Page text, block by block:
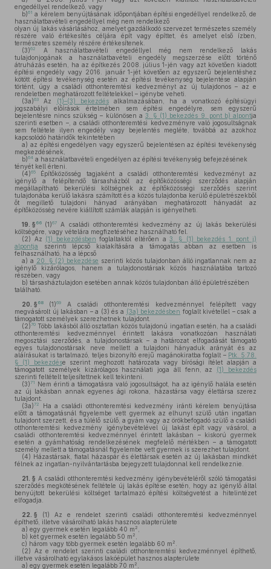
engedéllyel rendelkező, vagy
b)61 a kérelem benyújtásának időpontjában építési engedéllyel rendelkező, de
használatbavételi engedéllyel még nem rendelkező
olyan új lakás vásárlásához, amelyet gazdálkodó szervezet természetes személy
részére való értékesítés céljára épít vagy építtet, és amelyet első ízben,
természetes személy részére értékesítenek.
(3)62
A használatbavételi engedéllyel még nem rendelkező lakás
tulajdonjogának a használatbavételi engedély megszerzése előtt történő
átruházás esetén, ha az építkezés 2008. július 1-jén vagy azt követően kiadott
építési engedély vagy 2016. január 1-jét követően az egyszerű bejelentéshez
kötött építési tevékenység esetén az építési tevékenység bejelentése alapján
történt, úgy a családi otthonteremtési kedvezményt az új tulajdonos – az e
rendeletben meghatározott feltételekkel – igénybe veheti.
(3a)63 Az (1)–(3) bekezdésalkalmazásában, ha a vonatkozó építésügyi
jogszabályi előírások értelmében sem építési engedélyre, sem egyszerű
bejelentésre nincs szükség – különösen a 3. § (1) bekezdés 9. pont b) alpontja
szerinti esetben –, a családi otthonteremtési kedvezményre való jogosultságnak
sem feltétele ilyen engedély vagy bejelentés megléte, továbbá az azokhoz
kapcsolódó határidők tekintetében
a) az építési engedélyen vagy egyszerű bejelentésen az építési tevékenység
megkezdésének,
b)64 a használatbavételi engedélyen az építési tevékenység befejezésének
tényét kell érteni.
(4)65
Építőközösség tagjaként a családi otthonteremtési kedvezményt az
igénylő a felépítendő társasházból az építőközösségi szerződés alapján
megállapítható bekerülési költségnek az építőközösségi szerződés szerint
tulajdonába kerülő lakásra számított és a közös tulajdonba kerülő épületrészekből
őt megillető tulajdoni hányad arányában meghatározott hányadát az
építőközösség nevére kiállított számlák alapján is igényelheti.
19. § 66 (1)67
A családi otthonteremtési kedvezmény az új lakás bekerülési
költségére, vagy vételára megfizetéséhez használható fel.
(2) Az (1) bekezdésben foglaltaktól eltérően a3. § (1) bekezdés 1. pont j)
alpontja szerinti lépcső kialakítására a támogatás abban az esetben is
felhasználható, ha a lépcső
a) a 20. § (2) bekezdése szerinti közös tulajdonban álló ingatlannak nem az
igénylő kizárólagos, hanem a tulajdonostársak közös használatába tartozó
részében, vagy
b) társasháztulajdon esetében annak közös tulajdonban álló épületrészében
található.
20. § 68 (1)69
A családi otthonteremtési kedvezménnyel felépített vagy
megvásárolt új lakásban – a (3) és a (3a) bekezdésben foglalt kivétellel – csak a
támogatott személyek szerezhetnek tulajdont.
(2)70 Több lakásból álló osztatlan közös tulajdonú ingatlan esetén, ha a családi
otthonteremtési kedvezménnyel érintett lakásra vonatkozóan használati
megosztási szerződés, a tulajdonostársak – a határozat elfogadását támogató
egyes tulajdonostársak neve mellett a tulajdoni hányaduk arányát és az
aláírásukat is tartalmazó, teljes bizonyító erejű magánokiratba foglalt – Ptk. 5:78.
§ (1) bekezdése szerint meghozott határozata vagy bírósági ítélet alapján a
támogatott személyek kizárólagos használati joga áll fenn, az (1) bekezdés
szerinti feltételt teljesítettnek kell tekinteni.
(3)71
Nem érinti a támogatásra való jogosultságot, ha az igénylő halála esetén
az új lakásban annak egyenes ági rokona, házastársa vagy élettársa szerez
tulajdont.
(3a)72
Ha a családi otthonteremtési kedvezmény iránti kérelem benyújtása
előtt a támogatásnál figyelembe vett gyermek az elhunyt szülő után ingatlan
tulajdont szerzett, és a túlélő szülő, a gyám vagy az örökbefogadó szülő a családi
otthonteremtési kedvezmény igénybevételével új lakást épít vagy vásárol, a
családi otthonteremtési kedvezménnyel érintett lakásban – kiskorú gyermek
esetén a gyámhatóság rendelkezésének megfelelő mértékben – a támogatott
személy mellett a támogatásnál figyelembe vett gyermek is szerezhet tulajdont.
(4) Házastársak, fiatal házaspár és élettársak esetén az új lakásban mindkét
félnek az ingatlan-nyilvántartásba bejegyzett tulajdonnal kell rendelkeznie.
21. § A családi otthonteremtési kedvezmény igénybevételéről szóló támogatási
szerződés megkötésének feltétele új lakás építése esetén, hogy az igénylő által
benyújtott bekerülési költséget tartalmazó építési költségvetést a hitelintézet
elfogadja.
22. § (1) Az e rendelet szerinti családi otthonteremtési kedvezménnyel
építhető, illetve vásárolható lakás hasznos alapterülete
a) egy gyermek esetén legalább 40 m 2
b) két gyermek esetén legalább 50 m 2
c) három vagy több gyermek esetén legalább 60 m 2
(2) Az e rendelet szerinti családi otthonteremtési kedvezménnyel építhető,
illetve vásárolható egylakásos lakóépület hasznos alapterülete
a) egy gyermek esetén legalább 70 m 2